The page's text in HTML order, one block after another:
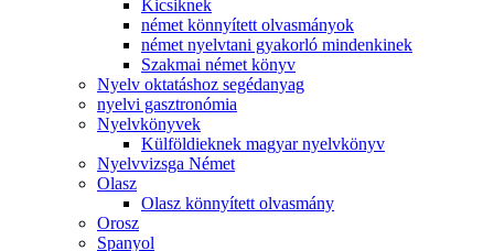
Kicsiknek
német könnyített olvasmányok
német nyelvtani gyakorló mindenkinek
Szakmai német könyv
Nyelv oktatáshoz segédanyag
nyelvi gasztronómia
Nyelvkönyvek
Külföldieknek magyar nyelvkönyv
Nyelvvizsga Német
Olasz
Olasz könnyített olvasmány
Orosz
Spanyol